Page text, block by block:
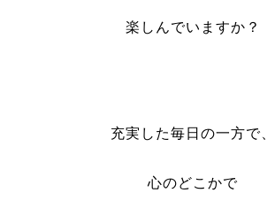
楽しんでいますか？
充実した毎日の一方で、
心のどこかで